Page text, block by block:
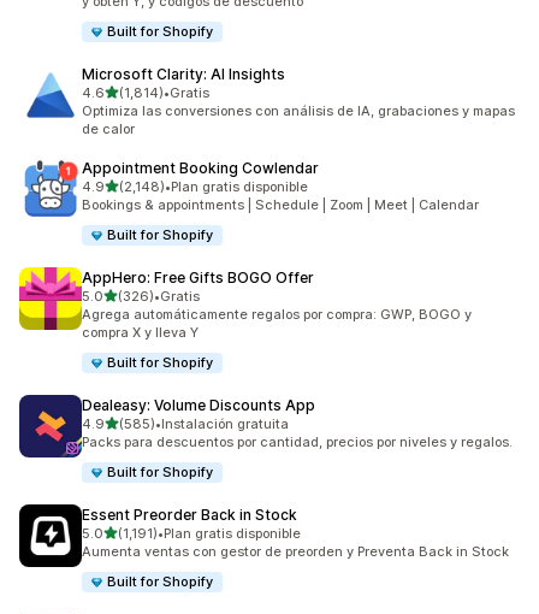
Built for Shopify
Microsoft Clarity: AI Insights
4.6de 5 estrellas
(1,814)
1814 reseñas en total
•Gratis
Optimiza las conversiones con análisis de IA, grabaciones y mapas
de calor
Appointment Booking Cowlendar
4.9de 5 estrellas
(2,148)
2148 reseñas en total
•Plan gratis disponible
Bookings & appointments | Schedule | Zoom | Meet | Calendar
Built for Shopify
AppHero: Free Gifts BOGO Offer
5.0de 5 estrellas
(326)
326 reseñas en total
•Gratis
Agrega automáticamente regalos por compra: GWP, BOGO y
compra X y lleva Y
Built for Shopify
Dealeasy: Volume Discounts App
4.9de 5 estrellas
(585)
585 reseñas en total
•Instalación gratuita
Packs para descuentos por cantidad, precios por niveles y regalos.
Built for Shopify
Essent Preorder Back in Stock
5.0de 5 estrellas
(1,191)
1191 reseñas en total
•Plan gratis disponible
Aumenta ventas con gestor de preorden y Preventa Back in Stock
Built for Shopify